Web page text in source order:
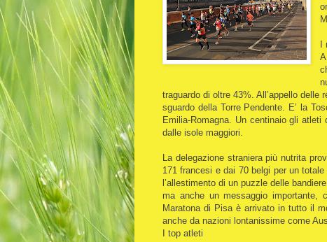
traguardo di oltre 43%. All’appello
sguardo della Torre Pendente. E’ la
Emilia-Romagna. Un centinaio gli
dalle isole maggiori.
La delegazione straniera più nutrita
171 francesi e dai 70 belgi per un
l’allestimento di un puzzle delle
ma anche un messaggio
Maratona di Pisa è arrivato in tutto il
anche da nazioni lontanissime come
I top atleti